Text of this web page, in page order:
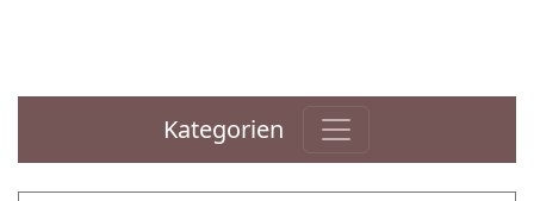
Kategorien